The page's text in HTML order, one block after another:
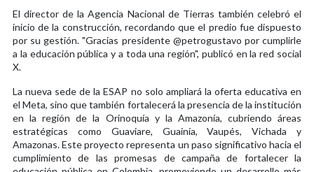
El director de la Agencia Nacional de Tierras también celebró el
inicio de la construcción, recordando que el predio fue dispuesto
por su gestión. "Gracias presidente @petrogustavo por cumplirle
a la educación pública y a toda una región", publicó en la red social
X.
La nueva sede de la ESAP no solo ampliará la oferta educativa en
el Meta, sino que también fortalecerá la presencia de la institución
en la región de la Orinoquía y la Amazonía, cubriendo áreas
estratégicas como Guaviare, Guainía, Vaupés, Vichada y
Amazonas. Este proyecto representa un paso significativo hacia el
cumplimiento de las promesas de campaña de fortalecer la